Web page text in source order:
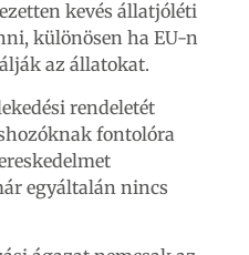
kevés állatjóléti
különösen ha EU-n
az állatokat.
rendeletét
fontolóra
egyáltalán nincs